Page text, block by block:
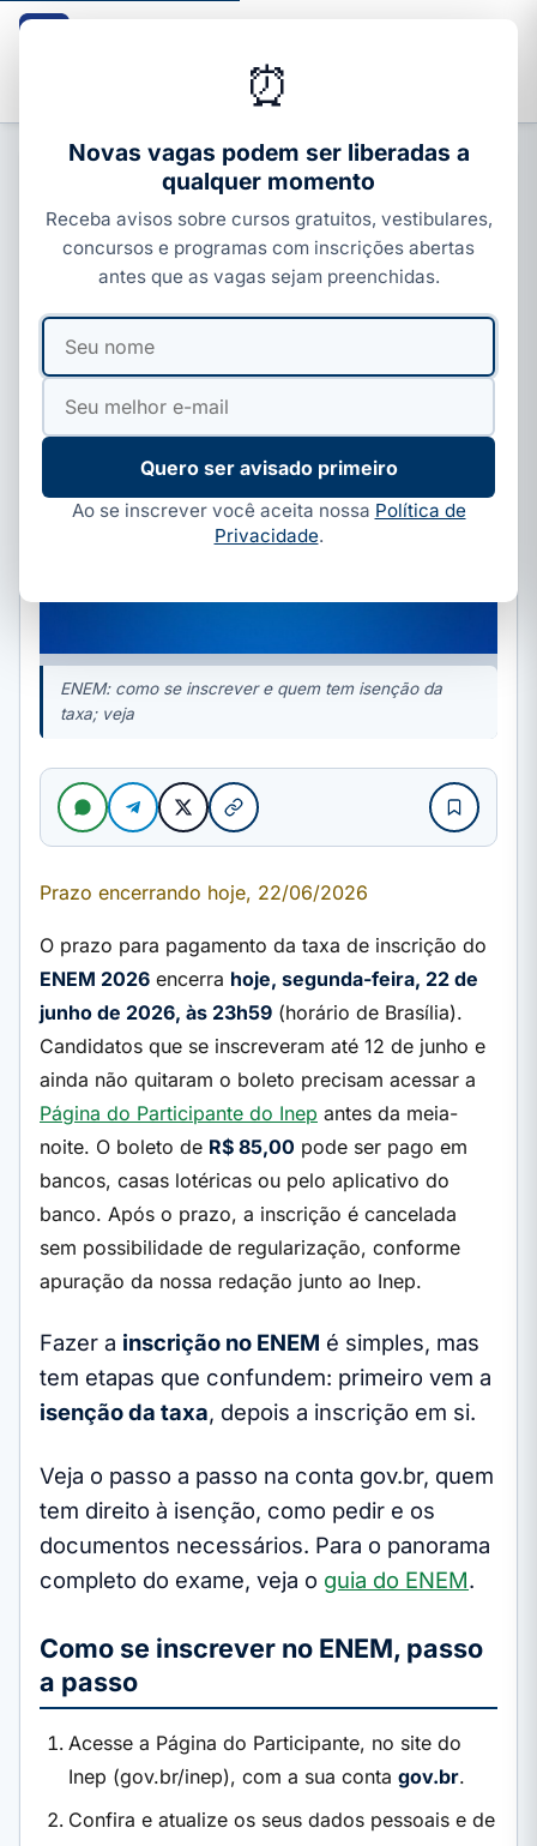
ENEM, SISU E PROUNI
ENEM: como se inscrever e quem
tem isenção da taxa; veja
ENEM: como se inscrever e quem tem isenção da
taxa; veja
Prazo encerrando hoje, 22/06/2026
O prazo para pagamento da taxa de inscrição do
ENEM 2026 encerra hoje, segunda-feira, 22 de
junho de 2026, às 23h59 (horário de Brasília).
Candidatos que se inscreveram até 12 de junho e
ainda não quitaram o boleto precisam acessar a
Página do Participante do Inep antes da meia-
noite. O boleto de R$ 85,00 pode ser pago em
bancos, casas lotéricas ou pelo aplicativo do
banco. Após o prazo, a inscrição é cancelada
sem possibilidade de regularização, conforme
apuração da nossa redação junto ao Inep.
Fazer a inscrição no ENEM é simples, mas
tem etapas que confundem: primeiro vem a
isenção da taxa, depois a inscrição em si.
Veja o passo a passo na conta gov.br, quem
tem direito à isenção, como pedir e os
documentos necessários. Para o panorama
completo do exame, veja o guia do ENEM.
Como se inscrever no ENEM, passo
a passo
Acesse a Página do Participante, no site do
Inep (gov.br/inep), com a sua conta gov.br.
Confira e atualize os seus dados pessoais e de
⏰
Novas vagas podem ser liberadas a
qualquer momento
Receba avisos sobre cursos gratuitos, vestibulares,
concursos e programas com inscrições abertas
antes que as vagas sejam preenchidas.
Seu
nome
Seu
mail
Quero ser avisado primeiro
Ao se inscrever você aceita nossa Política de
Privacidade.